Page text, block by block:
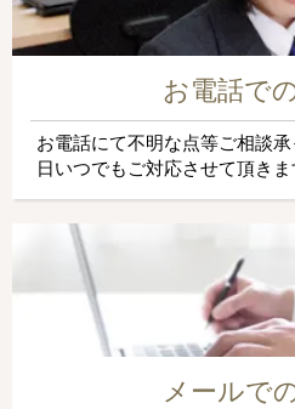
お電話で
お電話にて不明な点等ご相談
日いつでもご対応させて頂きま
メールで